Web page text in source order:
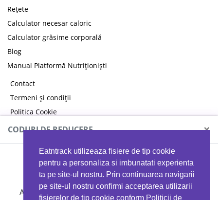
Eatntrack utilizeaza fisiere de tip cookie
pentru a personaliza si imbunatati experienta
ta pe site-ul nostru. Prin continuarea navigarii
pe site-ul nostru confirmi acceptarea utilizarii
fisierelor de tip cookie conform Politicii de
Rețete
Calculator necesar caloric
Calculator grăsime corporală
Blog
Manual Platformă Nutriționiști
Contact
Termeni și condiții
Politica Cookie
Politica de confidențialitate
CODURI DE REDUCERE ×
MYPROTEIN
Ai 40%reducere la orice comandă folosind codul